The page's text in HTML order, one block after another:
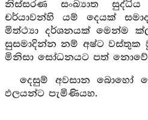
නිස්සරණ සංඛ්‍යාත
චර්යාවන්හි යම් දෙයක්
මිත්ථ්‍යා දර්ශනයක් මෙන්ම
සුසමාදින්න නම් අෂ්ට
මිනිසා සෝධනයට පත්
දෙසුම් අවසාන බොහෝ
ඵලයන්ට පැමිණියහ.